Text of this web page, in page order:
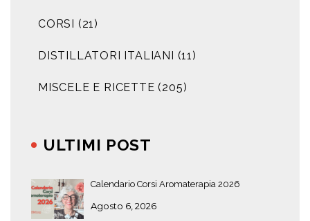
CORSI (21)
DISTILLATORI ITALIANI (11)
MISCELE E RICETTE (205)
ULTIMI POST
Calendario Corsi Aromaterapia 2026
Agosto 6, 2026